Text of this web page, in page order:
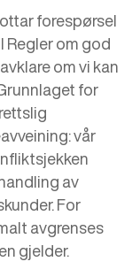
forespørsel
Regler om god
om vi kan
for
vår
av
For
avgrenses
gjelder.